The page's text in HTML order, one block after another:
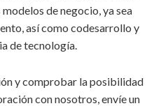
de negocio, ya sea
así como codesarrollo y
de tecnología.
y comprobar la posibilidad
con nosotros, envíe un